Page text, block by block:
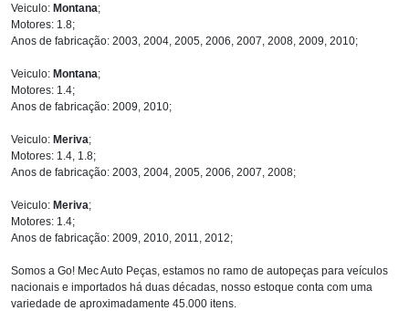
Veiculo: Montana;
Motores: 1.8;
Anos de fabricação: 2003, 2004, 2005, 2006, 2007, 2008, 2009, 2010;
Veiculo: Montana;
Motores: 1.4;
Anos de fabricação: 2009, 2010;
Veiculo: Meriva;
Motores: 1.4, 1.8;
Anos de fabricação: 2003, 2004, 2005, 2006, 2007, 2008;
Veiculo: Meriva;
Motores: 1.4;
Anos de fabricação: 2009, 2010, 2011, 2012;
Somos a Go! Mec Auto Peças, estamos no ramo de autopeças para veículos
nacionais e importados há duas décadas, nosso estoque conta com uma
variedade de aproximadamente 45.000 itens.